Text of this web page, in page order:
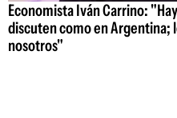
Economista Iván Carrino:
discuten como en Argentina;
nosotros"